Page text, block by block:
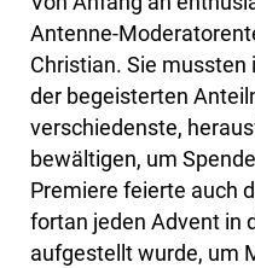
Antenne-
Christian. Sie
der begeisterten
verschiedenste,
bewältigen, um
Premiere feierte auch
fortan jeden Advent in
aufgestellt wurde, um